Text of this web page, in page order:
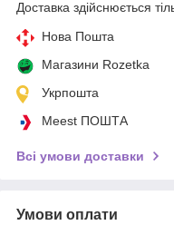
Доставка здійснюється
Нова Пошта
Магазини Rozetka
Укрпошта
Meest ПОШТА
Всі умови доставки
Умови оплати